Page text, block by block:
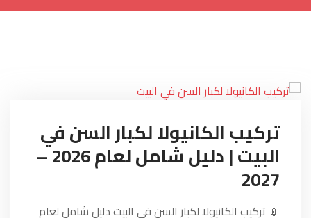
تركيب الكانيولا لكبار السن في
البيت | دليل شامل لعام 2026 –
2027
💉 تركيب الكانيولا لكبار السن في البيت دليل شامل لعام